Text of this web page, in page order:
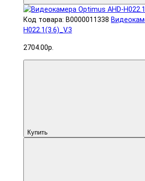
Код товара: В0000011338
H022.1(3.6)_V.3
2704.00р.
Купить